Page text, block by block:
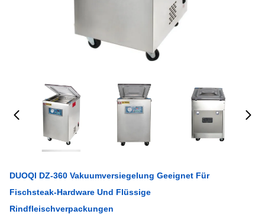
DUOQI DZ-360 Vakuumversiegelung Geeignet Für
Fischsteak-Hardware Und Flüssige
Rindfleischverpackungen